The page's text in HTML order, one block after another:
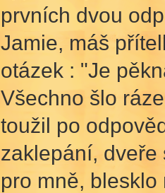
prvních dvou
Jamie, máš
otázek : "Je
Všechno šlo
toužil po
zaklepání, dveře
pro mně,